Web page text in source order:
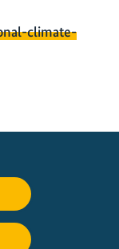
climate-